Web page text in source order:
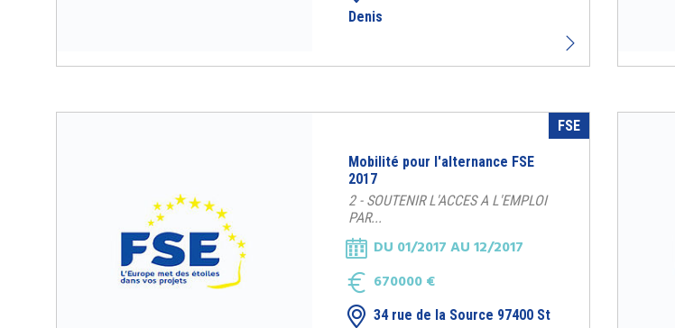
Denis
FSE
Mobilité pour l'alternance FSE
2017
2 - SOUTENIR L'ACCES A L'EMPLOI
PAR...
DU 01/2017 AU 12/2017
670000 €
34 rue de la Source 97400 St